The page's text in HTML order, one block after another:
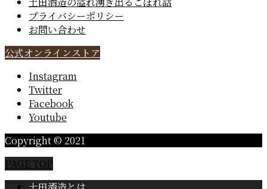
プライバシーポリシー
お問い合わせ
公式オンラインストア
Instagram
Twitter
Facebook
Youtube
Copyright © 2021
PAGE TOP